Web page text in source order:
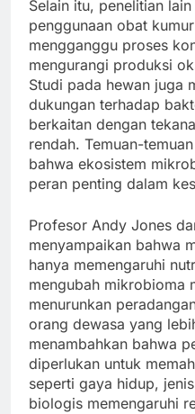
Selain itu, penelitian
penggunaan obat
mengganggu proses
mengurangi produksi
Studi pada hewan juga
dukungan terhadap
berkaitan dengan
rendah. Temuan-
bahwa ekosistem
peran penting dalam
Profesor Andy Jones
menyampaikan bahwa
hanya memengaruhi
mengubah mikrobioma
menurunkan
orang dewasa yang
menambahkan bahwa
diperlukan untuk
seperti gaya hidup,
biologis memengaruhi